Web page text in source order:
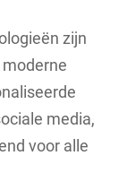
zijn
media,
voor alle